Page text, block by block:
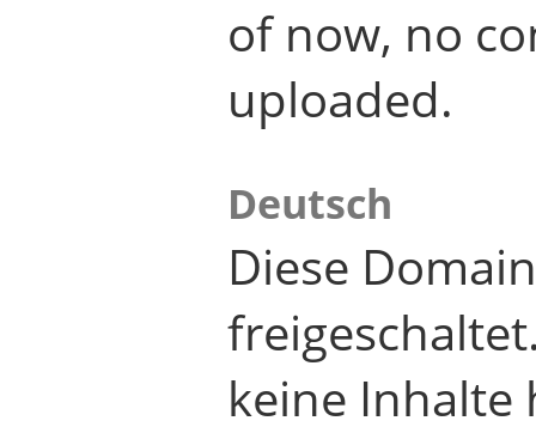
of now, no
uploaded.
Deutsch
Diese
keine Inhalte